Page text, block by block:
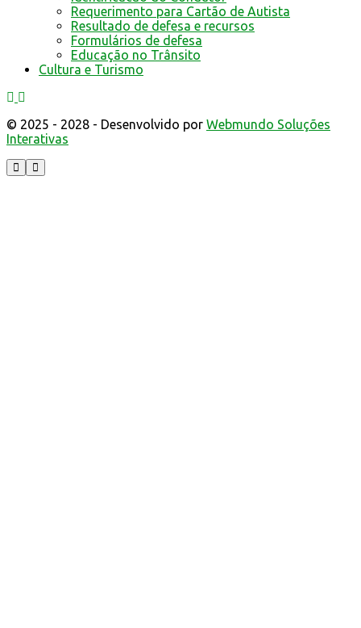
Requerimento para Cartão de Autista
Resultado de defesa e recursos
Formulários de defesa
Educação no Trânsito
Cultura e Turismo
© 2025 - 2028 - Desenvolvido por Webmundo Soluções
Interativas